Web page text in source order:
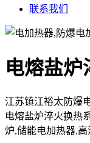
联系我们
电熔盐炉
江苏镇江裕太防爆
电熔盐炉淬火换热
炉,储能电加热器,